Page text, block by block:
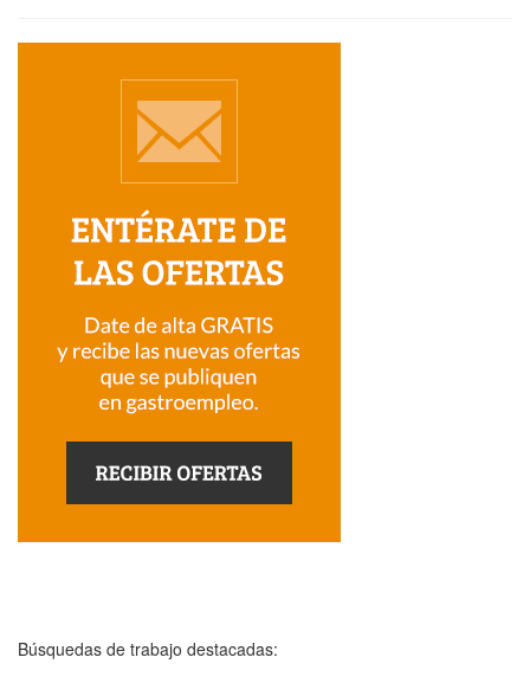
Búsquedas de trabajo destacadas: